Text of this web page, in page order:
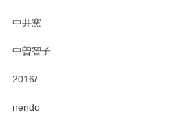
中井窯
中曽智子
2016/
nendo